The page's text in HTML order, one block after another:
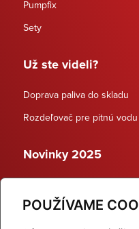
POUŽÍVAME
Pumpfix
Sety
Už ste videli?
Doprava paliva do skladu
Rozdeľovač pre pitnú vodu
Novinky 2025
Dynamické termostatické